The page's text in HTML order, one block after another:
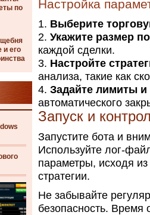
по
щебня
и его
Настройка
Выберите
Укажите размер
каждой сделки.
Настройте
анализа, такие как
Задайте лимиты и
автоматического
Запуск и
Запустите бота и
Используйте лог-
параметры, исходя
стратегии.
Не забывайте
безопасность. Время